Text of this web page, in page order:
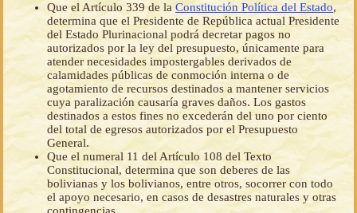
Que el Artículo 339 de la Constitución Política del Estado,
determina que el Presidente de República actual Presidente
del Estado Plurinacional podrá decretar pagos no
autorizados por la ley del presupuesto, únicamente para
atender necesidades impostergables derivados de
calamidades públicas de conmoción interna o de
agotamiento de recursos destinados a mantener servicios
cuya paralización causaría graves daños. Los gastos
destinados a estos fines no excederán del uno por ciento
del total de egresos autorizados por el Presupuesto
General.
Que el numeral 11 del Artículo 108 del Texto
Constitucional, determina que son deberes de las
bolivianas y los bolivianos, entre otros, socorrer con todo
el apoyo necesario, en casos de desastres naturales y otras